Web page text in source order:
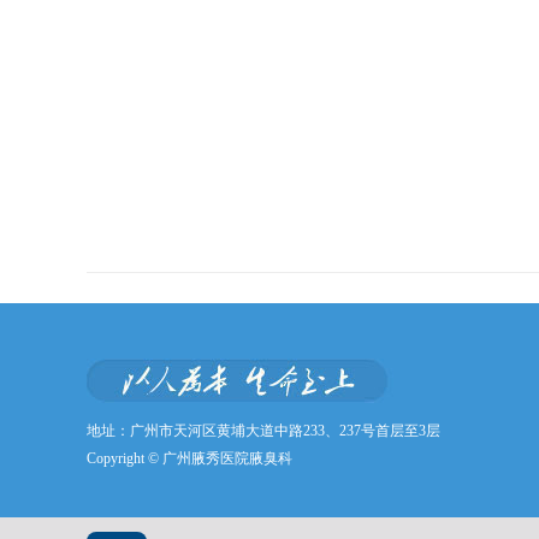
地址：广州市天河区黄埔大道中路233、237号首层至3层
Copyright © 广州腋秀医院腋臭科